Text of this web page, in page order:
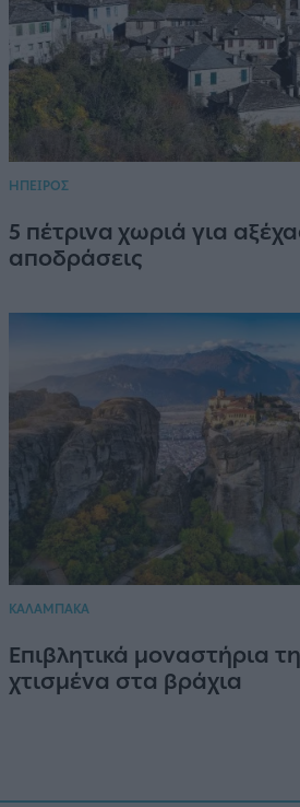
ΗΠΕΙΡΟΣ
5 πέτρινα χωριά για
αποδράσεις
ΚΑΛΑΜΠΑΚΑ
Eπιβλητικά μοναστήρια
χτισμένα στα βράχια